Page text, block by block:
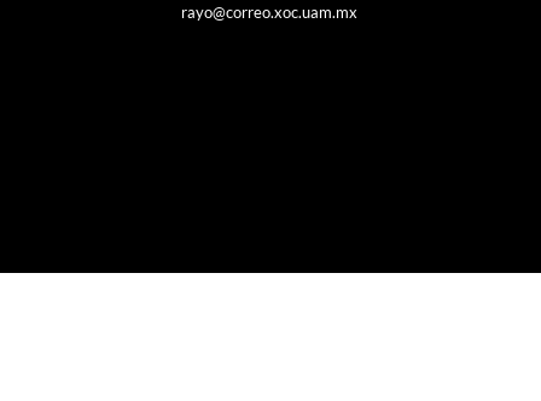
rayo@correo.xoc.uam.mx